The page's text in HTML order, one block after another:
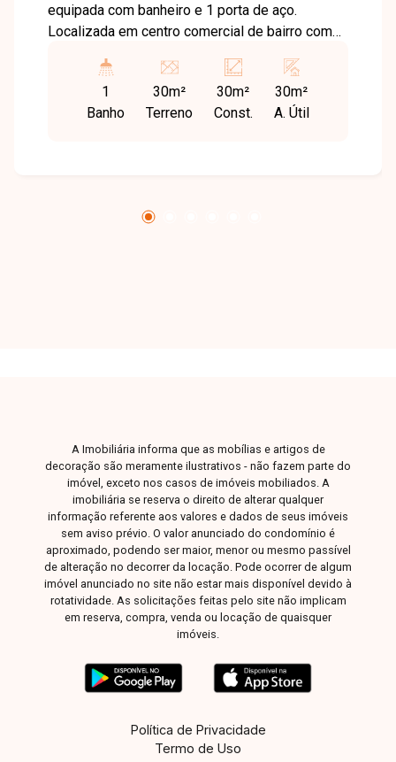
equipada com banheiro e 1 porta de aço.
Localizada em centro comercial de bairro com
de negócios, oferecendo visibilidade e fácil
1
Banho
30m²
Terreno
30m²
Const.
30m²
A. Útil
A Imobiliária informa que as mobílias e artigos de
decoração são meramente ilustrativos - não fazem parte do
imóvel, exceto nos casos de imóveis mobiliados. A
imobiliária se reserva o direito de alterar qualquer
informação referente aos valores e dados de seus imóveis
sem aviso prévio. O valor anunciado do condomínio é
aproximado, podendo ser maior, menor ou mesmo passível
de alteração no decorrer da locação. Pode ocorrer de algum
imóvel anunciado no site não estar mais disponível devido à
rotatividade. As solicitações feitas pelo site não implicam
em reserva, compra, venda ou locação de quaisquer
imóveis.
Política de Privacidade
Termo de Uso